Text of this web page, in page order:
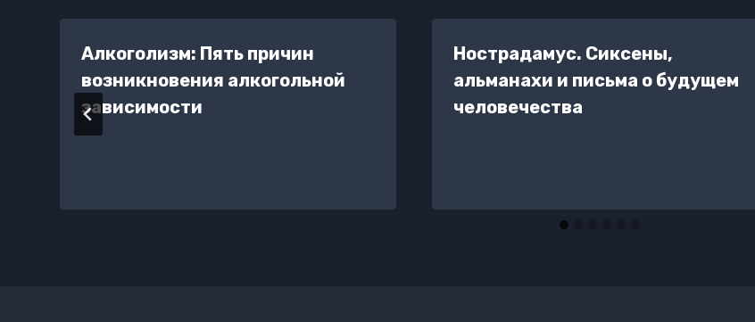
Алкоголизм: Пять причин
возникновения алкогольной
зависимости
Нострадамус. Сиксены,
альманахи и письма о будущем
человечества